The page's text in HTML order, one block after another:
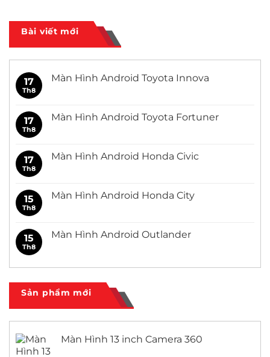
Bài viết mới
17
Th8
Màn Hình Android Toyota Innova
luận
ở
Toyota
Innova
17
Th8
Màn Hình Android Toyota Fortuner
luận
ở
Toyota
Fortuner
17
Th8
Màn Hình Android Honda Civic
luận
ở
Honda
Civic
15
Th8
Màn Hình Android Honda City
luận
ở
Honda
15
Th8
Màn Hình Android Outlander
luận
Màn
Hình
Outlander
Sản phẩm mới
Màn Hình 13 inch Camera 360